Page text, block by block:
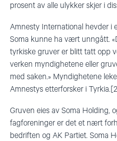
prosent av alle ulykker skjer i
Amnesty International hevder i
Soma kunne ha vært unngått.
tyrkiske gruver er blitt tatt opp
verken myndighetene eller
med saken.» Myndighetene
Amnestys etterforsker i
Gruven eies av Soma Holding,
fagforeninger er det et nært
bedriften og AK Partiet. Soma